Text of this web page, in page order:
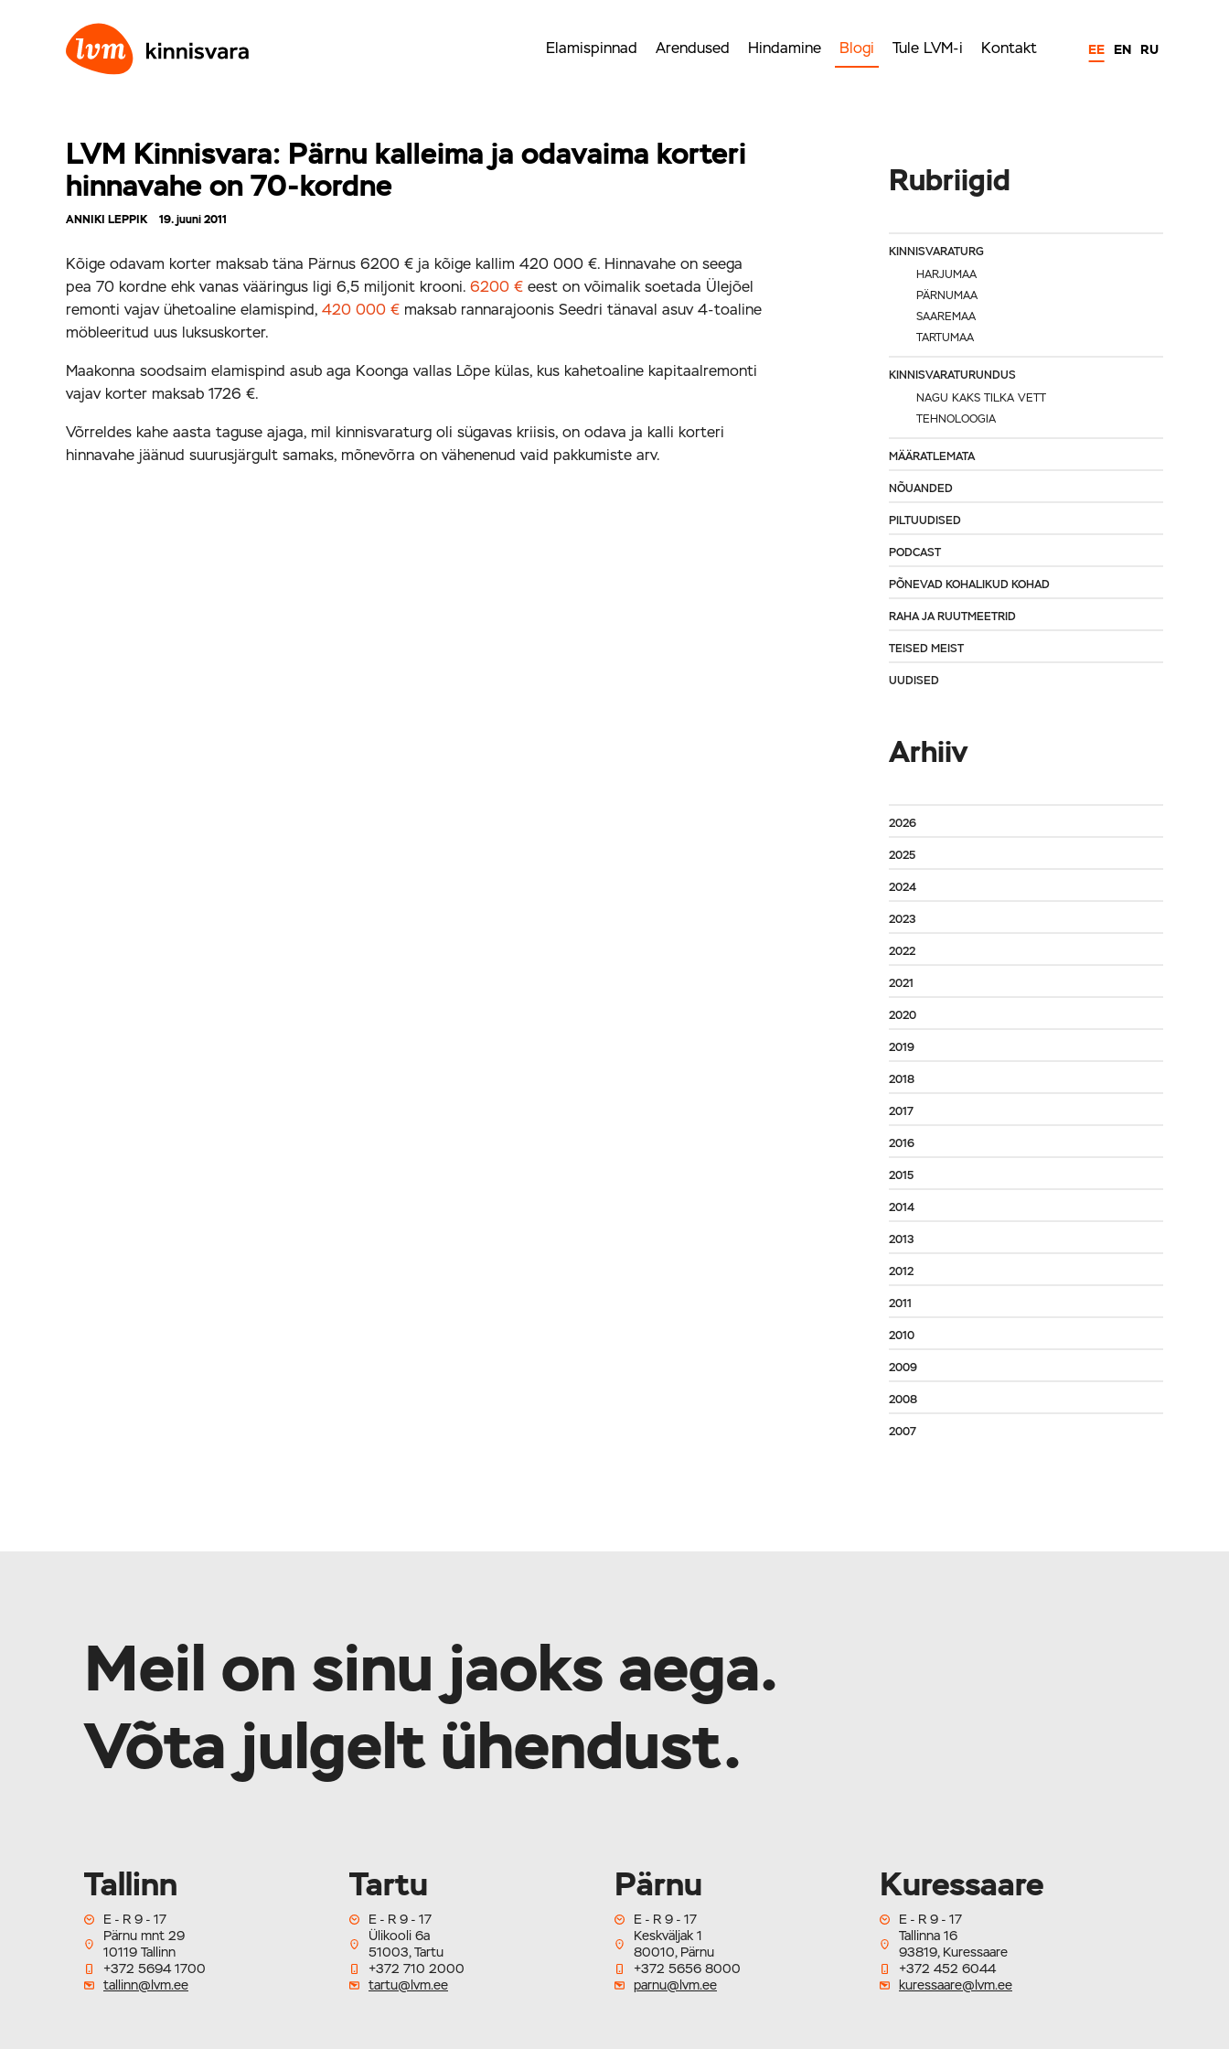
Elamispinnad Arendused Hindamine Blogi Tule LVM-i Kontakt EE EN RU
LVM Kinnisvara: Pärnu kalleima ja odavaima korteri
hinnavahe on 70-kordne
ANNIKI LEPPIK 19. juuni 2011
Kõige odavam korter maksab täna Pärnus 6200 € ja kõige kallim 420 000 €. Hinnavahe on seega
pea 70 kordne ehk vanas vääringus ligi 6,5 miljonit krooni. 6200 € eest on võimalik soetada Ülejõel
remonti vajav ühetoaline elamispind, 420 000 € maksab rannarajoonis Seedri tänaval asuv 4-toaline
möbleeritud uus luksuskorter.
Maakonna soodsaim elamispind asub aga Koonga vallas Lõpe külas, kus kahetoaline kapitaalremonti
vajav korter maksab 1726 €.
Võrreldes kahe aasta taguse ajaga, mil kinnisvaraturg oli sügavas kriisis, on odava ja kalli korteri
hinnavahe jäänud suurusjärgult samaks, mõnevõrra on vähenenud vaid pakkumiste arv.
Rubriigid
KINNISVARATURG
HARJUMAA
PÄRNUMAA
SAAREMAA
TARTUMAA
KINNISVARATURUNDUS
NAGU KAKS TILKA VETT
TEHNOLOOGIA
MÄÄRATLEMATA
NÕUANDED
PILTUUDISED
PODCAST
PÕNEVAD KOHALIKUD KOHAD
RAHA JA RUUTMEETRID
TEISED MEIST
UUDISED
Arhiiv
2026
2025
2024
2023
2022
2021
2020
2019
2018
2017
2016
2015
2014
2013
2012
2011
2010
2009
2008
2007
Meil on sinu jaoks aega.
Võta julgelt ühendust.
Tallinn
E - R 9 - 17
Pärnu mnt 29
10119 Tallinn
+372 5694 1700
tallinn@lvm.ee
Tartu
E - R 9 - 17
Ülikooli 6a
51003, Tartu
+372 710 2000
tartu@lvm.ee
Pärnu
E - R 9 - 17
Keskväljak 1
80010, Pärnu
+372 5656 8000
parnu@lvm.ee
Kuressaare
E - R 9 - 17
Tallinna 16
93819, Kuressaare
+372 452 6044
kuressaare@lvm.ee